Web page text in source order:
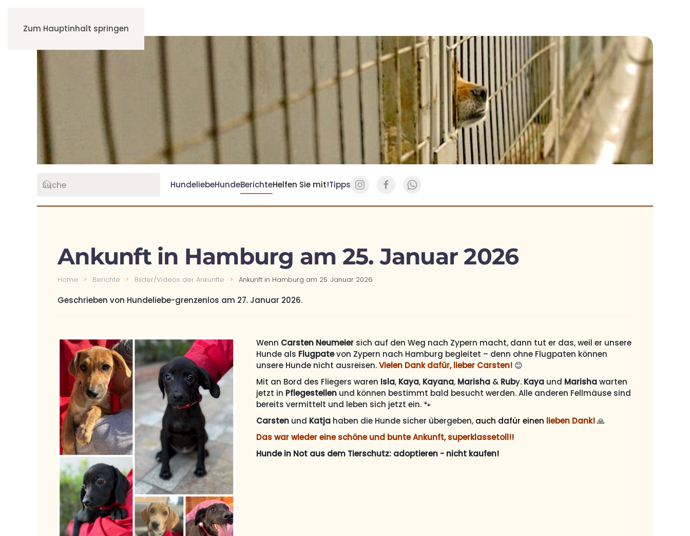
Zum Hauptinhalt springen
HundeliebeHundeBerichteHelfen Sie mit!Tipps
Ankunft in Hamburg am 25. Januar 2026
Home Berichte Bilder/Videos der Ankünfte Ankunft in Hamburg am 25. Januar 2026
Geschrieben von Hundeliebe-grenzenlos am 27. Januar 2026.
Wenn Carsten Neumeiersich auf den Weg nach Zypern macht, dann tut er das, weil er unsere
Hunde als Flugpatevon Zypern nach Hamburg begleitet – denn ohne Flugpaten können
unsere Hunde nicht ausreisen.Vielen Dank dafür, lieber Carsten!😊
Mit an Bord des Fliegers waren Isla, Kaya, Kayana, Marisha& Ruby. Kayaund Marishawarten
jetzt in Pflegestellenund können bestimmt bald besucht werden. Alle anderen Fellmäuse sind
bereits vermittelt und leben sich jetzt ein. 🐾
Carstenund Katjahaben die Hunde sicher übergeben, auch dafür einen lieben Dank!🙏
Das war wieder eine schöne und bunte Ankunft, superklassetoll!!
Hunde in Not aus dem Tierschutz: adoptieren - nicht kaufen!